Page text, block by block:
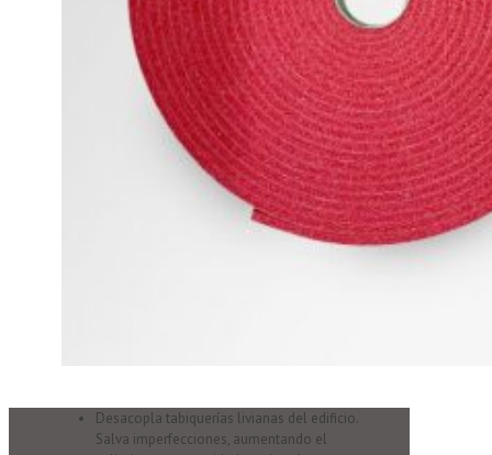
Desacopla tabiquerías livianas del edificio.
Salva imperfecciones, aumentando el